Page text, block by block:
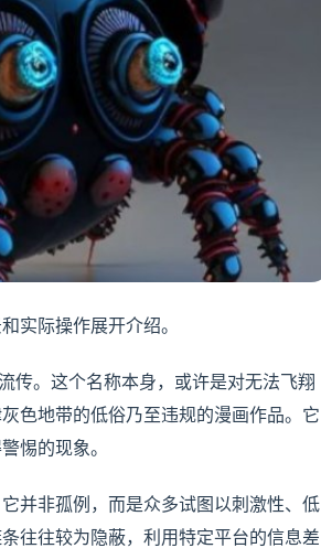
实际操作展开介绍。
传。这个名称本身，或许是对无法飞翔
色地带的低俗乃至违规的漫画作品。它
惕的现象。
并非孤例，而是众多试图以刺激性、低
往往较为隐蔽，利用特定平台的信息差